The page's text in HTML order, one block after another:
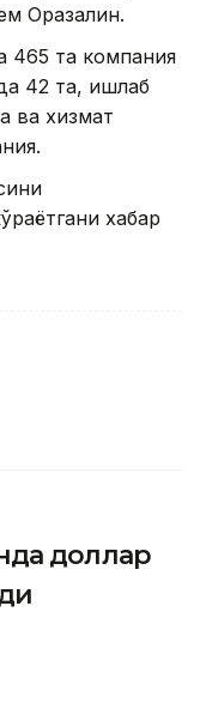
Оразалин.
465 та компания
42 та, ишлаб
ва хизмат
хабар
доллар